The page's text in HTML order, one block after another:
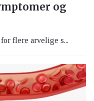
og
flere arvelige s...